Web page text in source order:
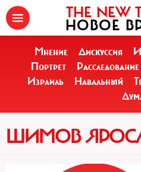
THE NEW
НОВОЕ
Мнение Дискуссия
Портрет
Расследование
Израиль
Навальный
ШИМОВ